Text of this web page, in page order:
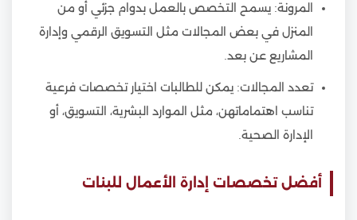
المرونة: يسمح التخصص بالعمل بدوام جزئي أو من
المنزل في بعض المجالات مثل التسويق الرقمي وإدارة
المشاريع عن بعد.
تعدد المجالات: يمكن للطالبات اختيار تخصصات فرعية
تناسب اهتماماتهن، مثل الموارد البشرية، التسويق، أو
الإدارة الصحية.
أفضل تخصصات إدارة الأعمال للبنات